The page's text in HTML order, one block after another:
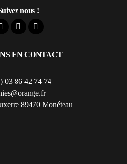
nous !
EN CONTACT
03 86 42 74 74
89470 Monéteau